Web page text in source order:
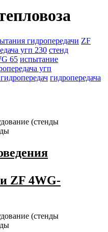
гидропередачи ZF
угп 230 стенд
65 испытание
угп
гидропередача
(стенды
ZF 4WG-
(стенды